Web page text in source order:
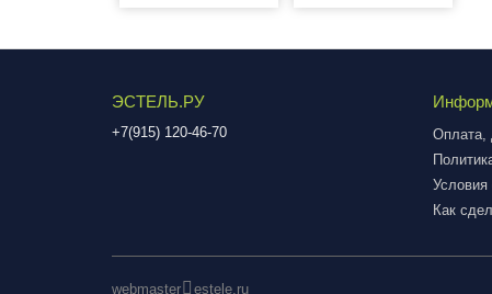
ЭСТЕЛЬ.РУ
+7(915) 120-46-70
Оплата,
Условия
Как
webmaster estele.ru